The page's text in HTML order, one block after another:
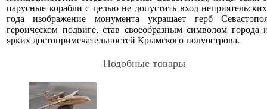
парусные корабли с целью не допустить вход
года изображение монумента украшает герб
героическом подвиге, став своеобразным символом
ярких достопримечательностей Крымского полуострова.
Подобные товары